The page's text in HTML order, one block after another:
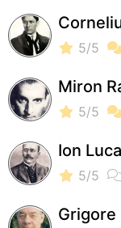
Miron
Ion
Grigore